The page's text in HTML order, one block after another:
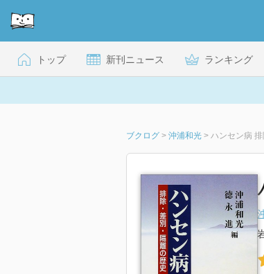
トップ 新刊ニュース ランキング
ブクログ > 沖浦和光 > ハンセン病